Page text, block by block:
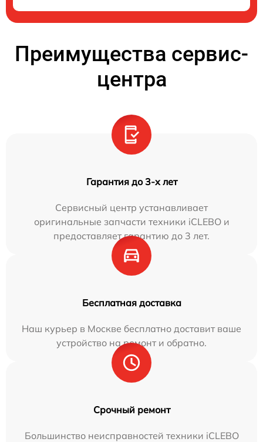
Преимущества сервис-
центра
Гарантия до 3-х лет
Сервисный центр устанавливает
оригинальные запчасти техники iCLEBO и
предоставляет гарантию до 3 лет.
Бесплатная доставка
Наш курьер в Москве бесплатно доставит ваше
устройство на ремонт и обратно.
Срочный ремонт
Большинство неисправностей техники iCLEBO